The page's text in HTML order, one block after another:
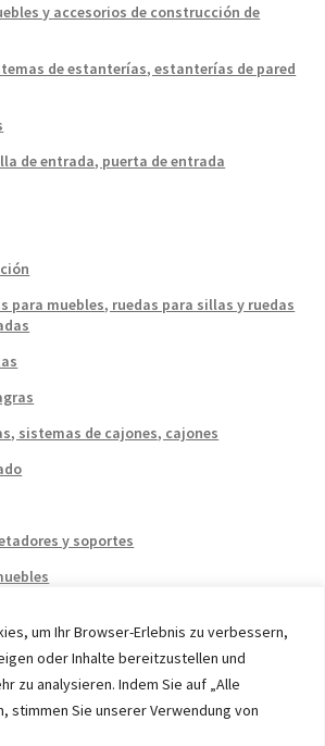
um Ihr Browser-Erlebnis zu verbessern,
oder Inhalte bereitzustellen und
zu analysieren. Indem Sie auf „Alle
stimmen Sie unserer Verwendung von
y accesorios de construcción de
de estanterías, estanterías de pared
de entrada, puerta de entrada
para muebles, ruedas para sillas y ruedas
sistemas de cajones, cajones
y soportes
UG, Germany, member of the ERUON